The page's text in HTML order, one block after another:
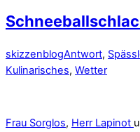
skizzenblogAntwort,
Kulinarisches, Wetter
Frau Sorglos, Herr Lapinot